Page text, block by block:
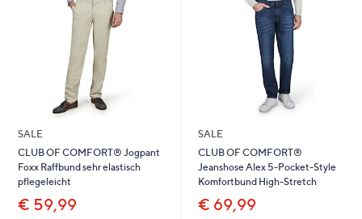
SALE
CLUB OF COMFORT® Jogpant
Foxx Raffbund sehr elastisch
pflegeleicht
€ 59,99
SALE
CLUB OF COMFORT®
Jeanshose Alex 5-Pocket-Style
Komfortbund High-Stretch
€ 69,99